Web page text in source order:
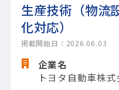
生産技術（物流
化対応）
掲載開始日：2026.06.03
企業名
トヨタ自動車株